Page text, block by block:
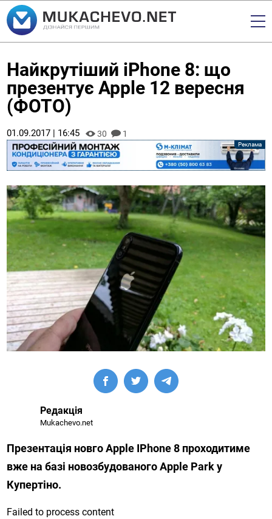
Найкрутіший iPhone 8: що
презентує Apple 12 вересня
(ФОТО)
01.09.2017 | 16:45 30 1
Редакція
Mukachevo.net
Презентація новго Apple IPhone 8 проходитиме
вже на базі новозбудованого Apple Park у
Купертіно.
Failed to process content